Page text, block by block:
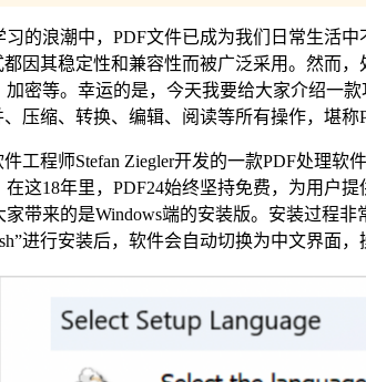
的浪潮中，PDF文件已成为我们日常生活
都因其稳定性和兼容性而被广泛采用。然而
加密等。幸运的是，今天我要给大家介绍一
压缩、转换、编辑、阅读等所有操作，堪称
工程师Stefan Ziegler开发的一款PDF处理软
在这18年里，PDF24始终坚持免费，为用户
带来的是Windows端的安装版。安装过程
进行安装后，软件会自动切换为中文界面，